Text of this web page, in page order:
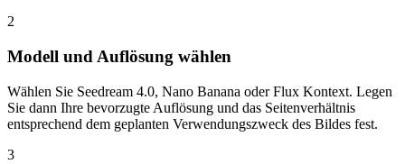
2
Modell und Auflösung wählen
Wählen Sie Seedream 4.0, Nano Banana oder Flux Kontext. Legen
Sie dann Ihre bevorzugte Auflösung und das Seitenverhältnis
entsprechend dem geplanten Verwendungszweck des Bildes fest.
3